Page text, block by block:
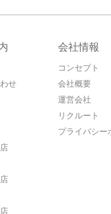
せ
会社情報
コンセプト
会社概要
運営会社
リクルート
プライバシー